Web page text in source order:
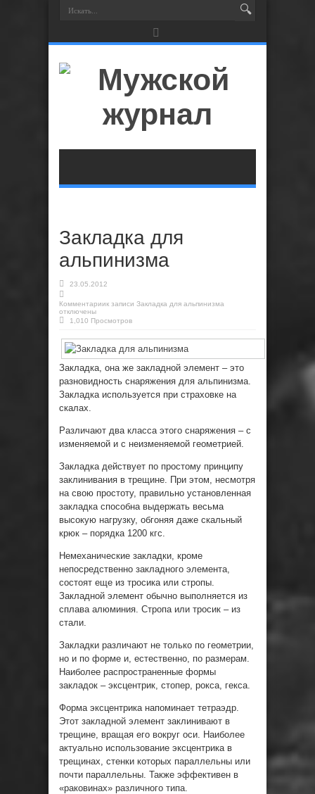
Закладка для
альпинизма
23.05.2012
Комментариик записи Закладка для альпинизма
отключены
1,010 Просмотров
Закладка, она же закладной элемент – это
разновидность снаряжения для альпинизма.
Закладка используется при страховке на
скалах.
Различают два класса этого снаряжения – с
изменяемой и с неизменяемой геометрией.
Закладка действует по простому принципу
заклинивания в трещине. При этом, несмотря
на свою простоту, правильно установленная
закладка способна выдержать весьма
высокую нагрузку, обгоняя даже скальный
крюк – порядка 1200 кгс.
Немеханические закладки, кроме
непосредственно закладного элемента,
состоят еще из тросика или стропы.
Закладной элемент обычно выполняется из
сплава алюминия. Стропа или тросик – из
стали.
Закладки различают не только по геометрии,
но и по форме и, естественно, по размерам.
Наиболее распространенные формы
закладок – эксцентрик, стопер, рокса, гекса.
Форма эксцентрика напоминает тетраэдр.
Этот закладной элемент заклинивают в
трещине, вращая его вокруг оси. Наиболее
актуально использование эксцентрика в
трещинах, стенки которых параллельны или
почти параллельны. Также эффективен в
«раковинах» различного типа.